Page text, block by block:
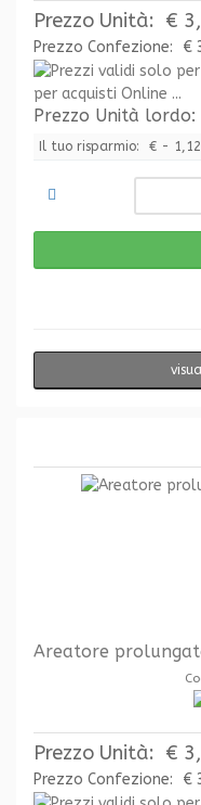
Prezzo Unità: €
Prezzo Confezione:
€
per acquisti Online ...
Prezzo Unità lordo:
Il tuo risparmio: € - 1,12
Areatore
Prezzo Unità: €
Prezzo Confezione:
€